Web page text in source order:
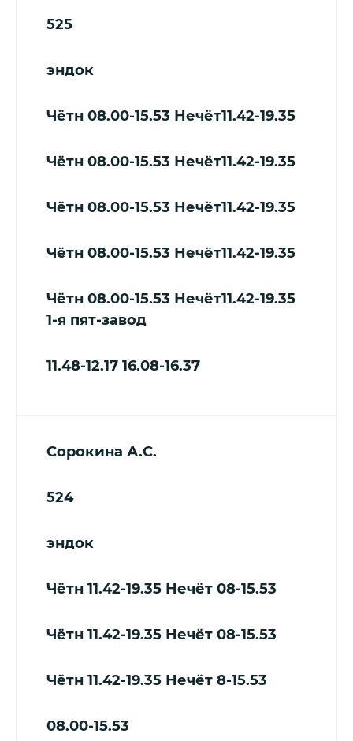
525
эндок
Чётн 08.00-15.53 Нечёт11.42-19.35
Чётн 08.00-15.53 Нечёт11.42-19.35
Чётн 08.00-15.53 Нечёт11.42-19.35
Чётн 08.00-15.53 Нечёт11.42-19.35
Чётн 08.00-15.53 Нечёт11.42-19.35
1-я пят-завод
11.48-12.17 16.08-16.37
Сорокина А.С.
524
эндок
Чётн 11.42-19.35 Нечёт 08-15.53
Чётн 11.42-19.35 Нечёт 08-15.53
Чётн 11.42-19.35 Нечёт 8-15.53
08.00-15.53